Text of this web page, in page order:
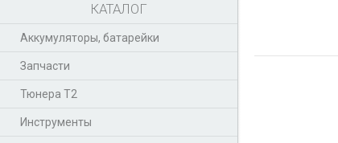
КАТАЛОГ
Аккумуляторы, батарейки
Запчасти
Тюнера T2
Инструменты